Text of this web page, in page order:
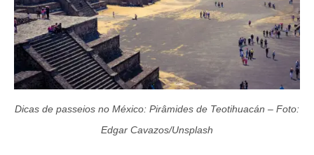
Dicas de passeios no México: Pirâmides de Teotihuacán – Foto:
Edgar Cavazos/Unsplash